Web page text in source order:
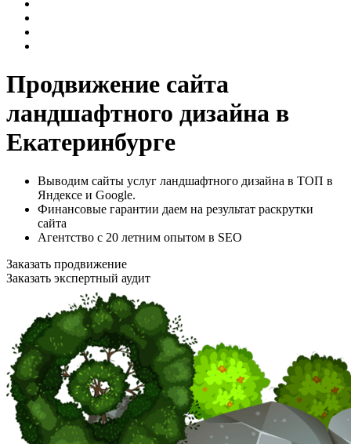
Продвижение сайта
ландшафтного дизайна в
Екатеринбурге
Выводим сайты услуг ландшафтного дизайна в ТОП в
Яндексе и Google.
Финансовые гарантии даем на результат раскрутки
сайта
Агентство с 20 летним опытом в SEO
Заказать продвижение
Заказать экспертный аудит